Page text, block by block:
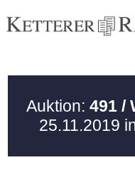
Auktion: 491 /
25.11.2019